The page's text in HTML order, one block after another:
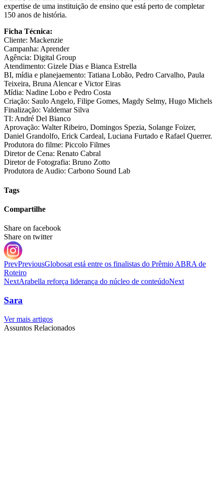
expertise de uma instituição de ensino que está perto de completar
150 anos de história.
Ficha Técnica:
Cliente: Mackenzie
Campanha: Aprender
Agência: Digital Group
Atendimento: Gizele Dias e Bianca Estrella
BI, mídia e planejaemento: Tatiana Lobão, Pedro Carvalho, Paula
Teixeira, Bruna Alencar e Victor Eiras
Mídia: Nadine Lobo e Pedro Costa
Criação: Saulo Angelo, Filipe Gomes, Magdy Selmy, Hugo Michels
Finalização: Valdemar Silva
TI: André Del Bianco
Aprovação: Walter Ribeiro, Domingos Spezia, Solange Foizer,
Daniel Grandolfo, Erick Cardeal, Luciana Furtado e Rafael Querrer.
Produtora do filme: Piccolo Filmes
Diretor de Cena: Renato Cabral
Diretor de Fotografia: Bruno Zotto
Produtora de Audio: Carbono Sound Lab
Tags
Compartilhe
Share on facebook
Share on twitter
PrevPreviousGlobosat está entre os finalistas do Prêmio ABRA de
Roteiro
NextArabella reforça liderança do núcleo de conteúdoNext
Sara
Ver mais artigos
Assuntos Relacionados